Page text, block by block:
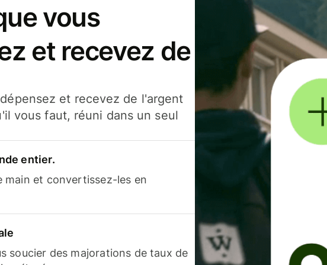
vous
et recevez de
et recevez de l'argent
vous faut, réuni dans un seul
entier.
main et convertissez-les en
soucier des majorations de taux de